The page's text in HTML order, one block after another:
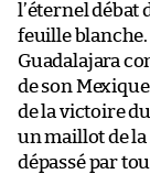
l’éternel débat
feuille blanche.
Guadalajara
de son
de la victoire
un maillot de la
dépassé par